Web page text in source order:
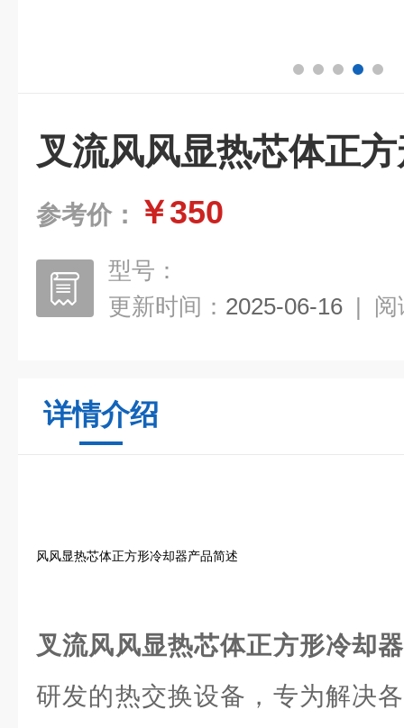
叉流风风显热芯体正
参考价： ￥350
型号：
更新时间： 2025-06-16 | 阅
详情介绍
风风显热芯体正方形冷却器产品简述
叉流风风显热芯体正方形冷却器
研发的热交换设备，专为解决